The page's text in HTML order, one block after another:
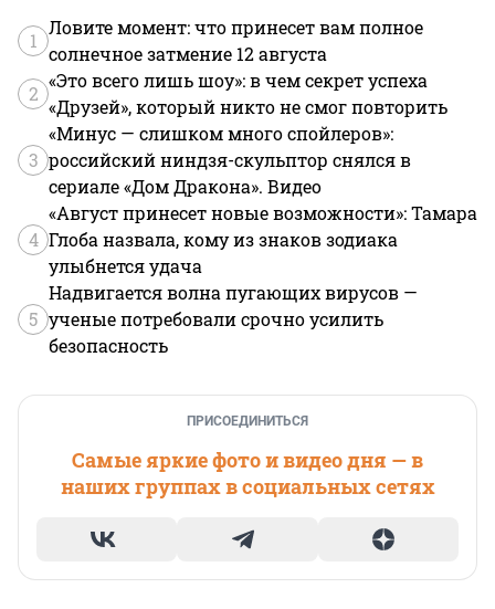
1
Ловите момент: что принесет вам полное
солнечное затмение 12 августа
2
«Это всего лишь шоу»: в чем секрет успеха
«Друзей», который никто не смог повторить
3
«Минус — слишком много спойлеров»:
российский ниндзя-скульптор снялся в
сериале «Дом Дракона». Видео
4
«Август принесет новые возможности»: Тамара
Глоба назвала, кому из знаков зодиака
улыбнется удача
5
Надвигается волна пугающих вирусов —
ученые потребовали срочно усилить
безопасность
ПРИСОЕДИНИТЬСЯ
Самые яркие фото и видео дня — в
наших группах в социальных сетях